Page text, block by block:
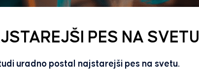
PES NA SVETU
uradno postal najstarejši pes na svetu.